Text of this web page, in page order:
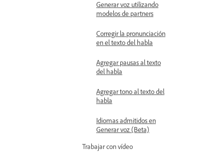
Generar voz utilizando
modelos de partners
Corregir la pronunciación
en el texto del habla
Agregar pausas al texto
del habla
Agregar tono al texto del
habla
Idiomas admitidos en
Generar voz (Beta)
Trabajar con vídeo